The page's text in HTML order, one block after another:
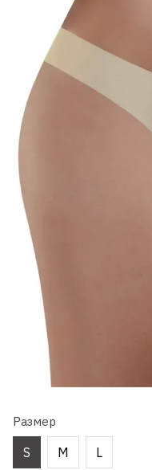
Размер
S M L